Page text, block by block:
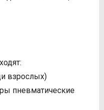
взрослых)
пневматические